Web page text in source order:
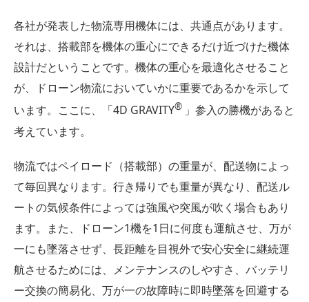
各社が発表した物流専用機体には、共通点があります。
それは、搭載部を機体の重心にできるだけ近づけた機体
設計だということです。機体の重心を最適化させること
が、ドローン物流においていかに重要であるかを示して
います。ここに、「4D GRAVITY® 」参入の勝機があると
考えています。
物流ではペイロード（搭載部）の重量が、配送物によっ
て毎回異なります。行き帰りでも重量が異なり、配送ル
ートの気候条件によっては強風や突風が吹く場合もあり
ます。また、ドローン1機を1日に何度も運航させ、万が
一にも墜落させず、長距離を目視外で安心安全に継続運
航させるためには、メンテナンスのしやすさ、バッテリ
ー交換の簡易化、万が一の故障時に即時墜落を回避する